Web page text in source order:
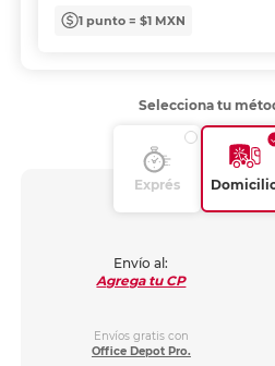
1 punto = $1 MXN
Selecciona tu
Exprés
Envío al:
Agrega tu CP
Envíos gratis con
Office Depot Pro.